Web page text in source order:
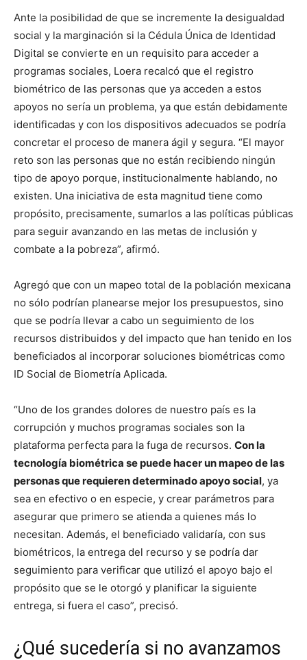
Ante la posibilidad de que se incremente la desigualdad
social y la marginación si la Cédula Única de Identidad
Digital se convierte en un requisito para acceder a
programas sociales, Loera recalcó que el registro
biométrico de las personas que ya acceden a estos
apoyos no sería un problema, ya que están debidamente
identificadas y con los dispositivos adecuados se podría
concretar el proceso de manera ágil y segura. “El mayor
reto son las personas que no están recibiendo ningún
tipo de apoyo porque, institucionalmente hablando, no
existen. Una iniciativa de esta magnitud tiene como
propósito, precisamente, sumarlos a las políticas públicas
para seguir avanzando en las metas de inclusión y
combate a la pobreza”, afirmó.
Agregó que con un mapeo total de la población mexicana
no sólo podrían planearse mejor los presupuestos, sino
que se podría llevar a cabo un seguimiento de los
recursos distribuidos y del impacto que han tenido en los
beneficiados al incorporar soluciones biométricas como
ID Social de Biometría Aplicada.
“Uno de los grandes dolores de nuestro país es la
corrupción y muchos programas sociales son la
plataforma perfecta para la fuga de recursos. Con la
tecnología biométrica se puede hacer un mapeo de las
personas que requieren determinado apoyo social, ya
sea en efectivo o en especie, y crear parámetros para
asegurar que primero se atienda a quienes más lo
necesitan. Además, el beneficiado validaría, con sus
biométricos, la entrega del recurso y se podría dar
seguimiento para verificar que utilizó el apoyo bajo el
propósito que se le otorgó y planificar la siguiente
entrega, si fuera el caso”, precisó.
¿Qué sucedería si no avanzamos